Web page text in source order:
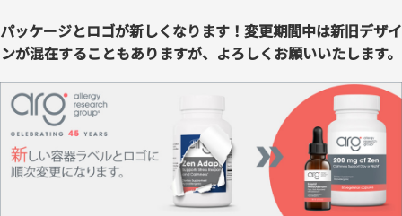
パッケージとロゴが新しくなります！変更期間中は新旧デザイ
ンが混在することもありますが、よろしくお願いいたします。